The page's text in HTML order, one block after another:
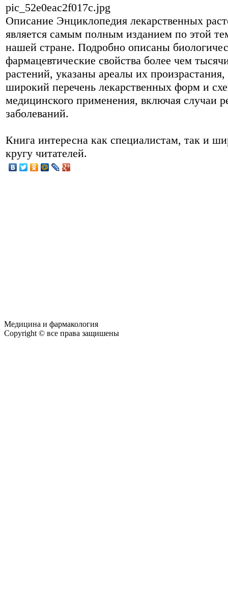
pic_52e0eac2f017c.jpg
Описание Энциклопедия лекарственных
является самым полным изданием по этой
нашей стране. Подробно описаны
фармацевтические свойства более чем
растений, указаны ареалы их произрастания,
широкий перечень лекарственных форм и
медицинского применения, включая случаи
заболеваний.
Книга интересна как специалистам, так и
кругу читателей.
Медицина и фармакология
Copyright © все права защишены